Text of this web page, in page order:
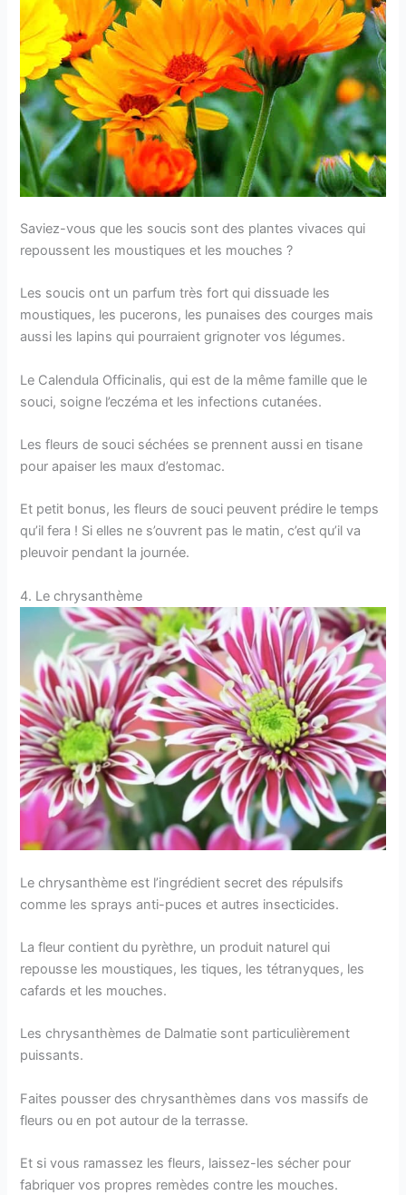
Saviez-vous que les soucis sont des plantes vivaces qui
repoussent les moustiques et les mouches ?
Les soucis ont un parfum très fort qui dissuade les
moustiques, les pucerons, les punaises des courges mais
aussi les lapins qui pourraient grignoter vos légumes.
Le Calendula Officinalis, qui est de la même famille que le
souci, soigne l’eczéma et les infections cutanées.
Les fleurs de souci séchées se prennent aussi en tisane
pour apaiser les maux d’estomac.
Et petit bonus, les fleurs de souci peuvent prédire le temps
qu’il fera ! Si elles ne s’ouvrent pas le matin, c’est qu’il va
pleuvoir pendant la journée.
4. Le chrysanthème
Le chrysanthème est l’ingrédient secret des répulsifs
comme les sprays anti-puces et autres insecticides.
La fleur contient du pyrèthre, un produit naturel qui
repousse les moustiques, les tiques, les tétranyques, les
cafards et les mouches.
Les chrysanthèmes de Dalmatie sont particulièrement
puissants.
Faites pousser des chrysanthèmes dans vos massifs de
fleurs ou en pot autour de la terrasse.
Et si vous ramassez les fleurs, laissez-les sécher pour
fabriquer vos propres remèdes contre les mouches.